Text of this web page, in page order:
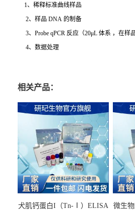
1、稀释标准曲线样品
2、样品 DNA 的制备
3、Probe qPCR 反应（20μL 体系 ，在样
4、数据处理
相关产品：
犬肌钙蛋白I（Tn-Ⅰ）ELISA
微生